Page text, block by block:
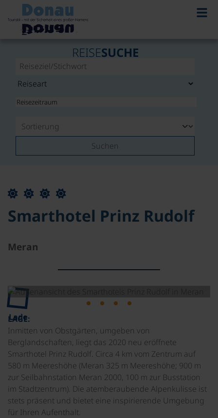
REISESUCHE
Suchen
Smarthotel Prinz Rudolf
Meran
Lade
LAGE:
Inmitten von Obstgärten, umgeben von
Berglandschaften, liegt das 2020 neu eröffnete
Smarthotel Prinz Rudolf. Circa 4 km vom Zentrum auf
580 m Meereshöhe (Meran 325 m Meereshöhe; 900 m
zur Seilbahnstation Meran 2000, 100 m zur Busstation
im Stadtzentrum). Die atemberaubende Alpenkulisse ist
stets präsent und bietet eine inspirierende Umgebung
für Ihren Aufenthalt.